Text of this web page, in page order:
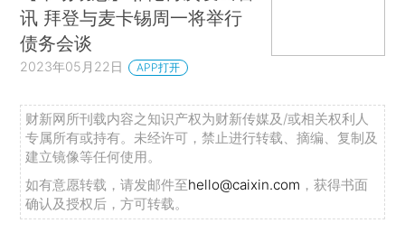
讯 拜登与麦卡锡周一将举行
债务会谈
2023年05月22日 APP打开
财新网所刊载内容之知识产权为财新传媒及/或相关权利人
专属所有或持有。未经许可，禁止进行转载、摘编、复制及
建立镜像等任何使用。
如有意愿转载，请发邮件至hello@caixin.com ，获得书面
确认及授权后，方可转载。